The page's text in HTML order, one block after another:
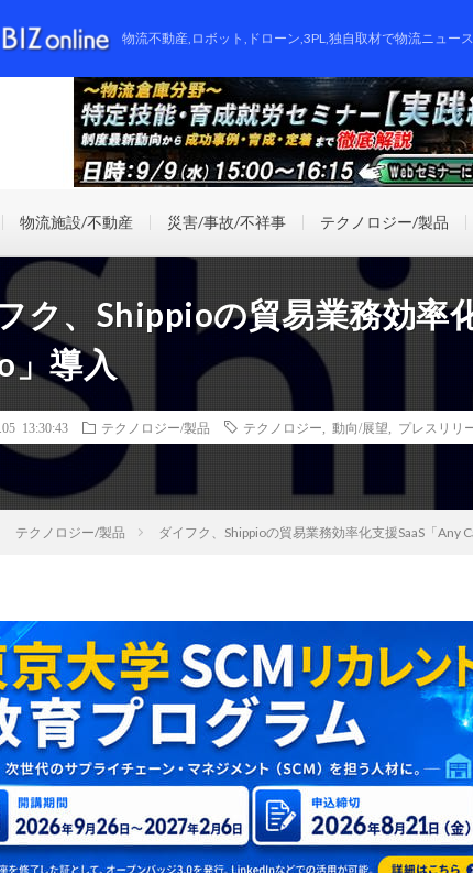
物流不動産,ロボット,ドローン,3PL,独自取材で物流ニュー
物流施設/不動産 災害/事故/不祥事 テクノロジー/製品
ク、Shippioの貿易業務効率
」導入
13:30:43 テクノロジー/製品 テクノロジー 動向/展望 プレスリリ
テクノロジー/製品 ダイフク、Shippioの貿易業務効率化支援SaaS「Any